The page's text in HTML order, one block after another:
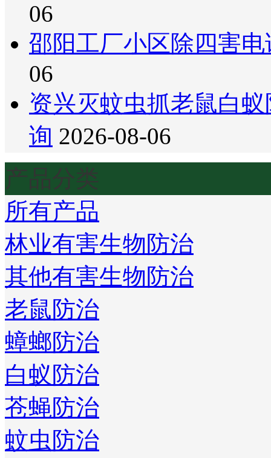
06
邵阳工厂小区除四害
06
资兴灭蚊虫抓老鼠白
询 2026-08-06
产品分类
所有产品
林业有害生物防治
其他有害生物防治
老鼠防治
蟑螂防治
白蚁防治
苍蝇防治
蚊虫防治